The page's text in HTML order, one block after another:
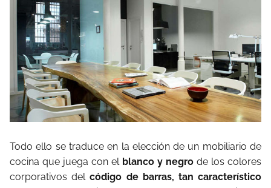
Todo ello se traduce en la elección de un mobiliario de
cocina que juega con el blanco y negro de los colores
corporativos delcódigo de barras, tan característico